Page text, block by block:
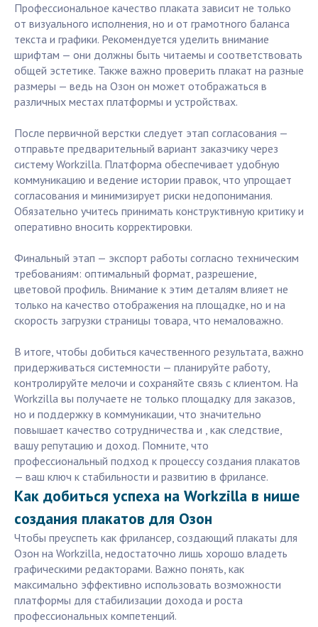
Профессиональное качество плаката зависит не только
от визуального исполнения, но и от грамотного баланса
текста и графики. Рекомендуется уделить внимание
шрифтам — они должны быть читаемы и соответствовать
общей эстетике. Также важно проверить плакат на разные
размеры — ведь на Озон он может отображаться в
различных местах платформы и устройствах.
После первичной верстки следует этап согласования —
отправьте предварительный вариант заказчику через
систему Workzilla. Платформа обеспечивает удобную
коммуникацию и ведение истории правок, что упрощает
согласования и минимизирует риски недопонимания.
Обязательно учитесь принимать конструктивную критику и
оперативно вносить корректировки.
Финальный этап — экспорт работы согласно техническим
требованиям: оптимальный формат, разрешение,
цветовой профиль. Внимание к этим деталям влияет не
только на качество отображения на площадке, но и на
скорость загрузки страницы товара, что немаловажно.
В итоге, чтобы добиться качественного результата, важно
придерживаться системности — планируйте работу,
контролируйте мелочи и сохраняйте связь с клиентом. На
Workzilla вы получаете не только площадку для заказов,
но и поддержку в коммуникации, что значительно
повышает качество сотрудничества и , как следствие,
вашу репутацию и доход. Помните, что
профессиональный подход к процессу создания плакатов
— ваш ключ к стабильности и развитию в фрилансе.
Как добиться успеха на Workzilla в нише
создания плакатов для Озон
Чтобы преуспеть как фрилансер, создающий плакаты для
Озон на Workzilla, недостаточно лишь хорошо владеть
графическими редакторами. Важно понять, как
максимально эффективно использовать возможности
платформы для стабилизации дохода и роста
профессиональных компетенций.